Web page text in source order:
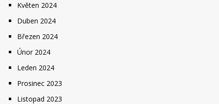
Květen 2024
Duben 2024
Březen 2024
Únor 2024
Leden 2024
Prosinec 2023
Listopad 2023